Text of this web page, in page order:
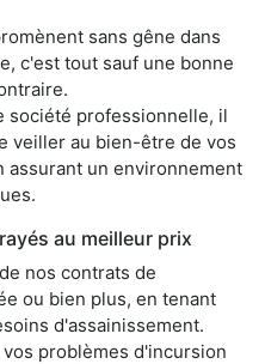
sans gêne dans
c'est tout sauf une bonne
société professionnelle, il
veiller au bien-être de vos
assurant un environnement
au meilleur prix
nos contrats de
ou bien plus, en tenant
d'assainissement.
problèmes d'incursion